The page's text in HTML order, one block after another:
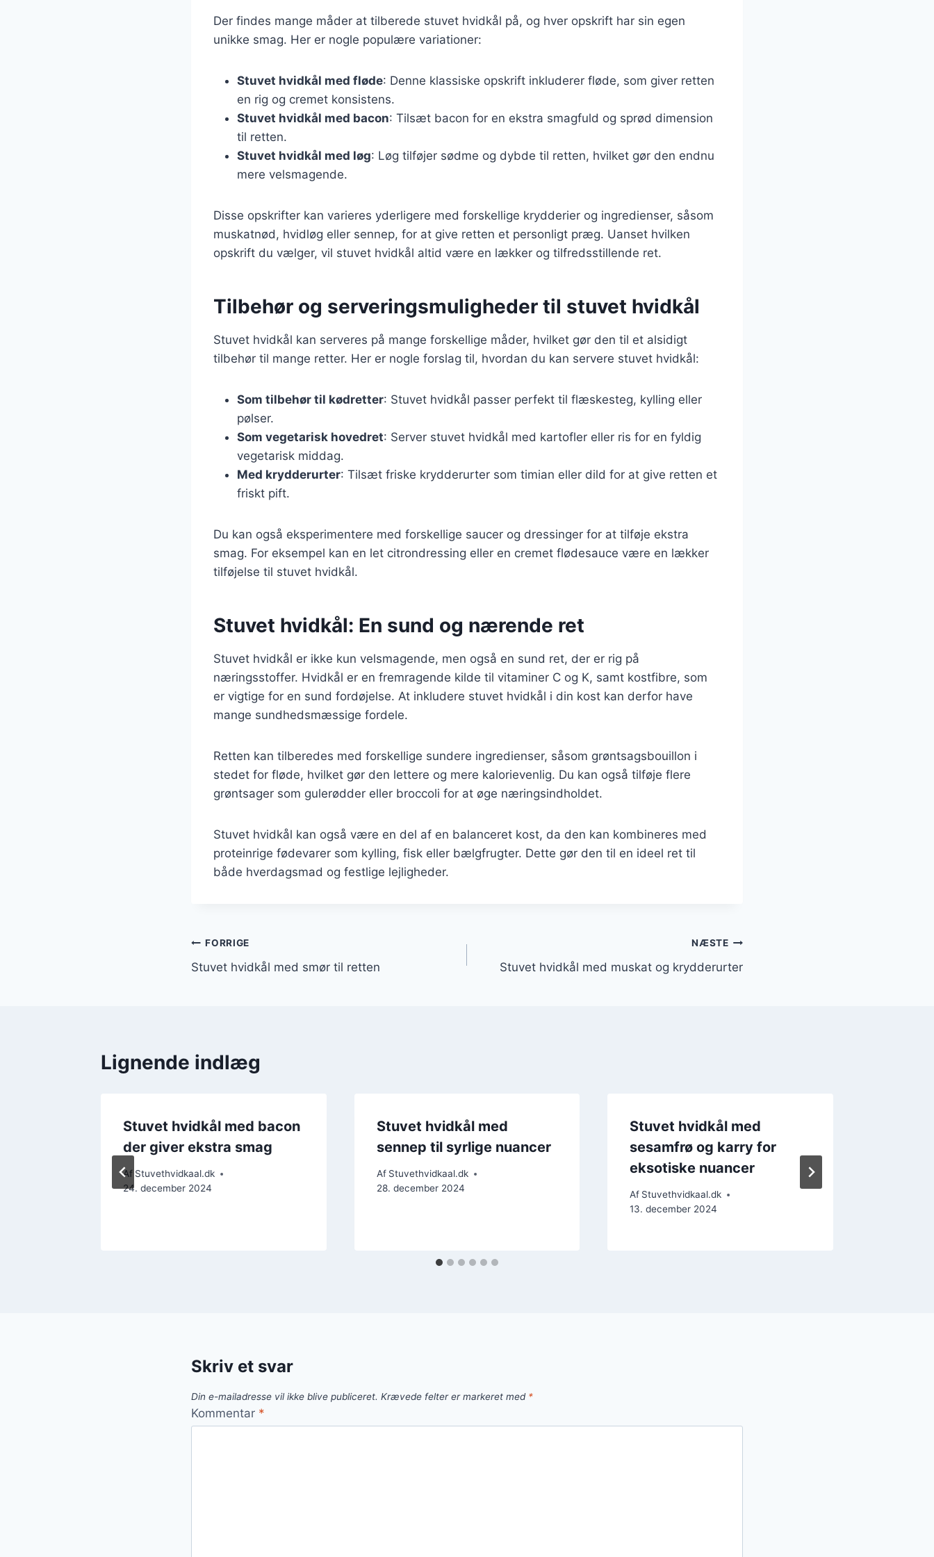
Der findes mange måder at tilberede stuvet hvidkål på, og hver opskrift har sin egen
unikke smag. Her er nogle populære variationer:
Stuvet hvidkål med fløde: Denne klassiske opskrift inkluderer fløde, som giver retten
en rig og cremet konsistens.
Stuvet hvidkål med bacon: Tilsæt bacon for en ekstra smagfuld og sprød dimension
til retten.
Stuvet hvidkål med løg: Løg tilføjer sødme og dybde til retten, hvilket gør den endnu
mere velsmagende.
Disse opskrifter kan varieres yderligere med forskellige krydderier og ingredienser, såsom
muskatnød, hvidløg eller sennep, for at give retten et personligt præg. Uanset hvilken
opskrift du vælger, vil stuvet hvidkål altid være en lækker og tilfredsstillende ret.
Tilbehør og serveringsmuligheder til stuvet hvidkål
Stuvet hvidkål kan serveres på mange forskellige måder, hvilket gør den til et alsidigt
tilbehør til mange retter. Her er nogle forslag til, hvordan du kan servere stuvet hvidkål:
Som tilbehør til kødretter: Stuvet hvidkål passer perfekt til flæskesteg, kylling eller
pølser.
Som vegetarisk hovedret: Server stuvet hvidkål med kartofler eller ris for en fyldig
vegetarisk middag.
Med krydderurter: Tilsæt friske krydderurter som timian eller dild for at give retten et
friskt pift.
Du kan også eksperimentere med forskellige saucer og dressinger for at tilføje ekstra
smag. For eksempel kan en let citrondressing eller en cremet flødesauce være en lækker
tilføjelse til stuvet hvidkål.
Stuvet hvidkål: En sund og nærende ret
Stuvet hvidkål er ikke kun velsmagende, men også en sund ret, der er rig på
næringsstoffer. Hvidkål er en fremragende kilde til vitaminer C og K, samt kostfibre, som
er vigtige for en sund fordøjelse. At inkludere stuvet hvidkål i din kost kan derfor have
mange sundhedsmæssige fordele.
Retten kan tilberedes med forskellige sundere ingredienser, såsom grøntsagsbouillon i
stedet for fløde, hvilket gør den lettere og mere kalorievenlig. Du kan også tilføje flere
grøntsager som gulerødder eller broccoli for at øge næringsindholdet.
Stuvet hvidkål kan også være en del af en balanceret kost, da den kan kombineres med
proteinrige fødevarer som kylling, fisk eller bælgfrugter. Dette gør den til en ideel ret til
både hverdagsmad og festlige lejligheder.
Indlægsnavigation
FORRIGE
Stuvet hvidkål med smør til retten
NÆSTE
Stuvet hvidkål med muskat og krydderurter
Lignende indlæg
Stuvet hvidkål med bacon
der giver ekstra smag
Af Stuvethvidkaal.dk
24. december 2024
Stuvet hvidkål med
sennep til syrlige nuancer
Af Stuvethvidkaal.dk
28. december 2024
Stuvet hvidkål med
sesamfrø og karry for
eksotiske nuancer
Af Stuvethvidkaal.dk
13. december 2024
Skriv et svar
Din e-mailadresse vil ikke blive publiceret. Krævede felter er markeret med *
Kommentar *